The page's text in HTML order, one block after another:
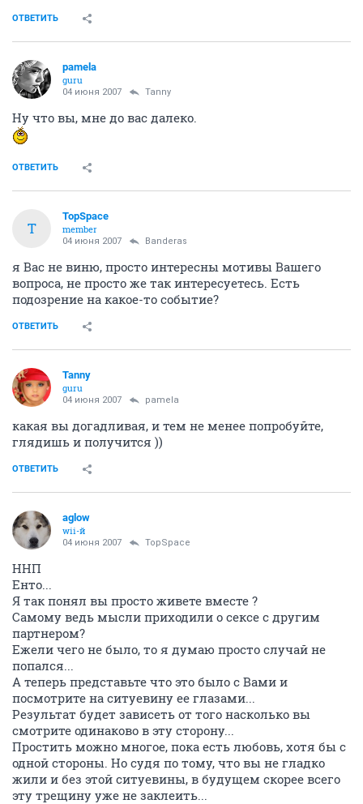
ОТВЕТИТЬ
pamela
guru
04 июня 2007 Tanny
Ну что вы, мне до вас далеко.
ОТВЕТИТЬ
T
TopSpace
member
04 июня 2007 Banderas
я Вас не виню, просто интересны мотивы Вашего
вопроса, не просто же так интересуетесь. Есть
подозрение на какое-то событие?
ОТВЕТИТЬ
Tanny
guru
04 июня 2007 pamela
какая вы догадливая, и тем не менее попробуйте,
глядишь и получится ))
ОТВЕТИТЬ
aglow
wii-й
04 июня 2007 TopSpace
ННП
Енто...
Я так понял вы просто живете вместе ?
Самому ведь мысли приходили о сексе с другим
партнером?
Ежели чего не было, то я думаю просто случай не
попался...
А теперь представьте что это было с Вами и
посмотрите на ситуевину ее глазами...
Результат будет зависеть от того насколько вы
смотрите одинаково в эту сторону...
Простить можно многое, пока есть любовь, хотя бы с
одной стороны. Но судя по тому, что вы не гладко
жили и без этой ситуевины, в будущем скорее всего
эту трещину уже не заклеить...